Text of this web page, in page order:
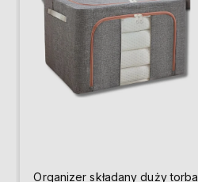
Organizer składany duży torba